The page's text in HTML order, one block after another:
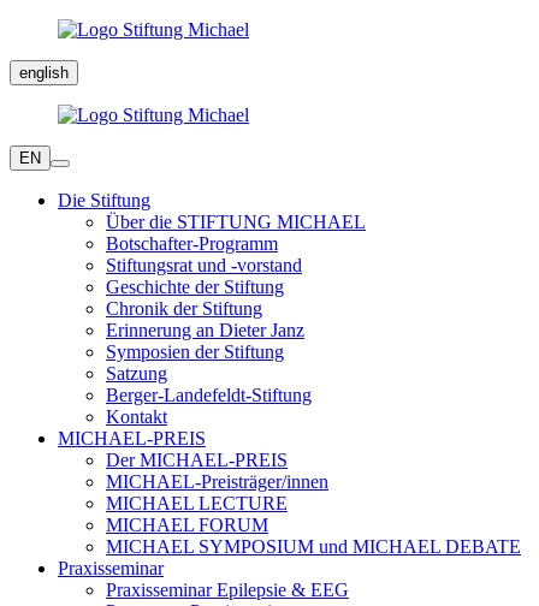
english
EN
Die Stiftung
Über die STIFTUNG MICHAEL
Botschafter-Programm
Stiftungsrat und -vorstand
Geschichte der Stiftung
Chronik der Stiftung
Erinnerung an Dieter Janz
Symposien der Stiftung
Satzung
Berger-Landefeldt-Stiftung
Kontakt
MICHAEL-PREIS
Der MICHAEL-PREIS
MICHAEL-Preisträger/innen
MICHAEL LECTURE
MICHAEL FORUM
MICHAEL SYMPOSIUM und MICHAEL DEBATE
Praxisseminar
Praxisseminar Epilepsie & EEG